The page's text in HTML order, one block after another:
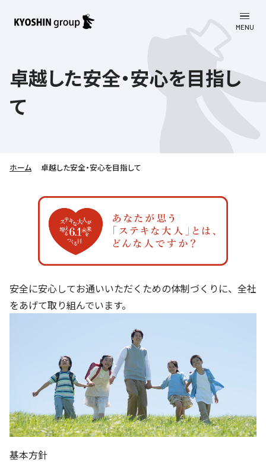
MENU
会社案内
会社案内
教育理念
社長挨拶
会社概要／組織図
Company’s Profile
沿革
社歌
本社所在地
子会社および関係会社
フランチャイズ事業
ソーシャルメディア公式アカウント
事業一覧
学習塾について
語学学習
ライフキャリア
京進グループの事業所
お客さま満足度向上の取り組み
労働環境向上の取り組み
人材育成の取り組み
CSRレポート
社会貢献活動
オリジナルバッグプロジェクト
清華・京進発展フォーラム
立木奨学金
価値創造の取り組み
DX（デジタル変革）
株主・投資家向け情報
株主・株式関連情報
株主・投資家の皆さまへ
ビジョン／経営方針
連結業績・財務
IRカレンダー
ディスクロージャーポリシー
よくあるご質問
免責事項
IRお問合せ
採用情報
採用情報
新卒採用情報
講師（アルバイト）募集
保育事業 採用
日本語教育事業 採用
介護事業 採用
お問い合わせ
利用規約
個人情報保護方針
特別警報発令時の授業について
卓越した安全・安心を目指し
て
ホーム 卓越した安全・安心を目指して
安全に安心してお通いいただくための体制づくりに、全社
をあげて取り組んでいます。
基本方針